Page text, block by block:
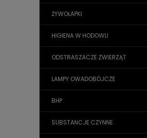
ŻYWOŁAPKI
HIGIENA W HODOWLI
ODSTRASZACZE ZWIERZĄT
LAMPY OWADOBÓJCZE
BHP
SUBSTANCJE CZYNNE